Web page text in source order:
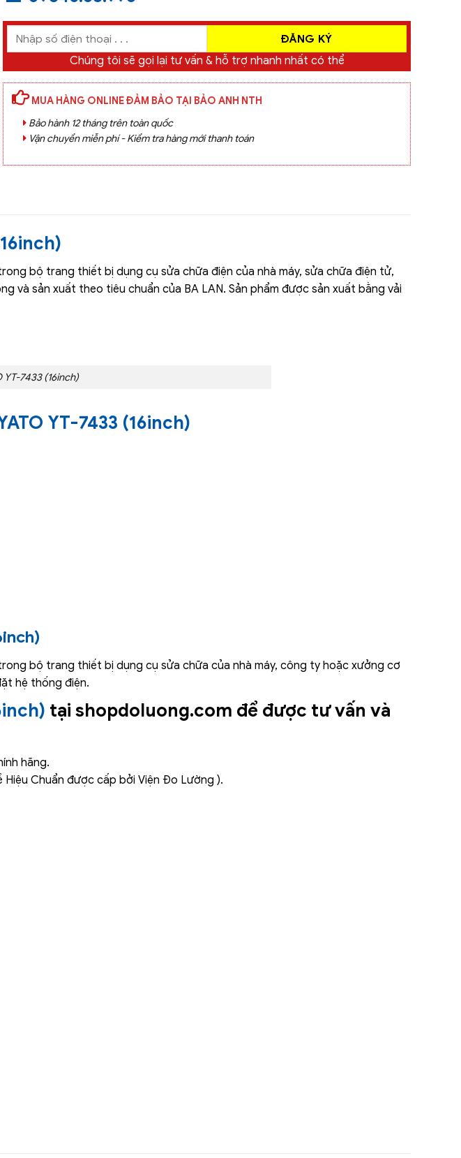
Chúng tôi sẽ gọi lại tư vấn & hỗ trợ nhanh nhất có thể
MUA HÀNG ONLINE ĐẢM BẢO TẠI BẢO ANH NTH
Bảo hành 12 tháng trên toàn quốc
Vận chuyển miễn phí - Kiểm tra hàng mới thanh toán
bộ trang thiết bị dụng cụ sửa chữa điện của nhà máy, sửa chữa điện tử,
và sản xuất theo tiêu chuẩn của BA LAN. Sản phẩm được sản xuất bằng vải
7433 (16inch)
YT-7433 (16inch)
bộ trang thiết bị dụng cụ sửa chữa của nhà máy, công ty hoặc xưởng cơ
hệ thống điện.
tại shopdoluong.com để được tư vấn và
hãng.
Chuẩn được cấp bởi Viện Đo Lường ).